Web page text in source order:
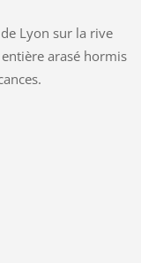
de Lyon sur la rive
arasé hormis